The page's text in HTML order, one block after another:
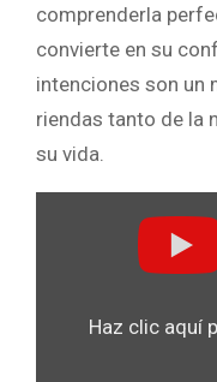
comprenderla
convierte en su
intenciones son un
riendas tanto de la
su vida.
Haz clic aquí